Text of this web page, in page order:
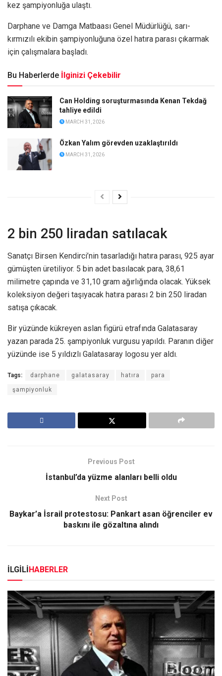
kez şampiyonluğa ulaştı.
Darphane ve Damga Matbaası Genel Müdürlüğü, sarı-
kırmızılı ekibin şampiyonluğuna özel hatıra parası çıkarmak
için çalışmalara başladı.
Bu Haberlerde İlginizi Çekebilir
Can Holding soruşturmasında Kenan Tekdağ
tahliye edildi
MARCH 31, 2026
Özkan Yalım görevden uzaklaştırıldı
MARCH 31, 2026
2 bin 250 liradan satılacak
Sanatçı Birsen Kendirci’nin tasarladığı hatıra parası, 925 ayar
gümüşten üretiliyor. 5 bin adet basılacak para, 38,61
milimetre çapında ve 31,10 gram ağırlığında olacak. Yüksek
koleksiyon değeri taşıyacak hatıra parası 2 bin 250 liradan
satışa çıkacak.
Bir yüzünde kükreyen aslan figürü etrafında Galatasaray
yazan parada 25. şampiyonluk vurgusu yapıldı. Paranın diğer
yüzünde ise 5 yıldızlı Galatasaray logosu yer aldı.
Tags: darphane galatasaray hatıra para
şampiyonluk
Previous Post
İstanbul’da yüzme alanları belli oldu
Next Post
Baykar’a İsrail protestosu: Pankart asan öğrenciler ev
baskını ile gözaltına alındı
İLGİLİHABERLER